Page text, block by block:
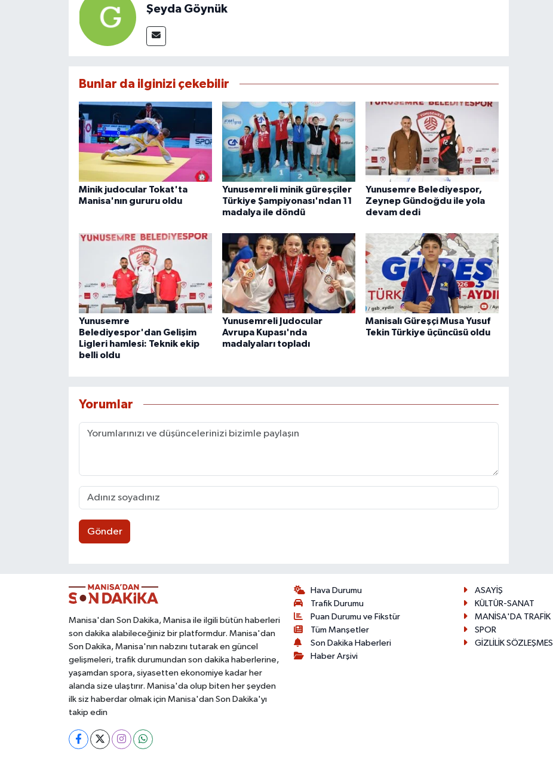
Şeyda Göynük
Bunlar da ilginizi çekebilir
Minik judocular Tokat'ta
Manisa'nın gururu oldu
Yunusemreli minik güreşçiler
Türkiye Şampiyonası'ndan 11
madalya ile döndü
Yunusemre Belediyespor,
Zeynep Gündoğdu ile yola
devam dedi
Yunusemre
Belediyespor'dan Gelişim
Ligleri hamlesi: Teknik ekip
belli oldu
Yunusemreli Judocular
Avrupa Kupası'nda
madalyaları topladı
Manisalı Güreşçi Musa Yusuf
Tekin Türkiye üçüncüsü oldu
Yorumlar
Gönder
Manisa'dan Son Dakika, Manisa ile ilgili bütün haberleri
son dakika alabileceğiniz bir platformdur. Manisa'dan
Son Dakika, Manisa'nın nabzını tutarak en güncel
gelişmeleri, trafik durumundan son dakika haberlerine,
yaşamdan spora, siyasetten ekonomiye kadar her
alanda size ulaştırır. Manisa'da olup biten her şeyden
ilk siz haberdar olmak için Manisa'dan Son Dakika'yı
takip edin
Hava Durumu
Trafik Durumu
Puan Durumu ve Fikstür
Tüm Manşetler
Son Dakika Haberleri
Haber Arşivi
ASAYİŞ
KÜLTÜR-SANAT
MANİSA'DA TRAFİK
SPOR
GİZLİLİK SÖZLEŞMESİ